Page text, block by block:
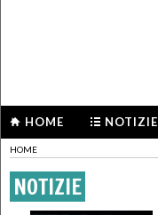
HOME NOTIZIE
HOME
NOTIZIE